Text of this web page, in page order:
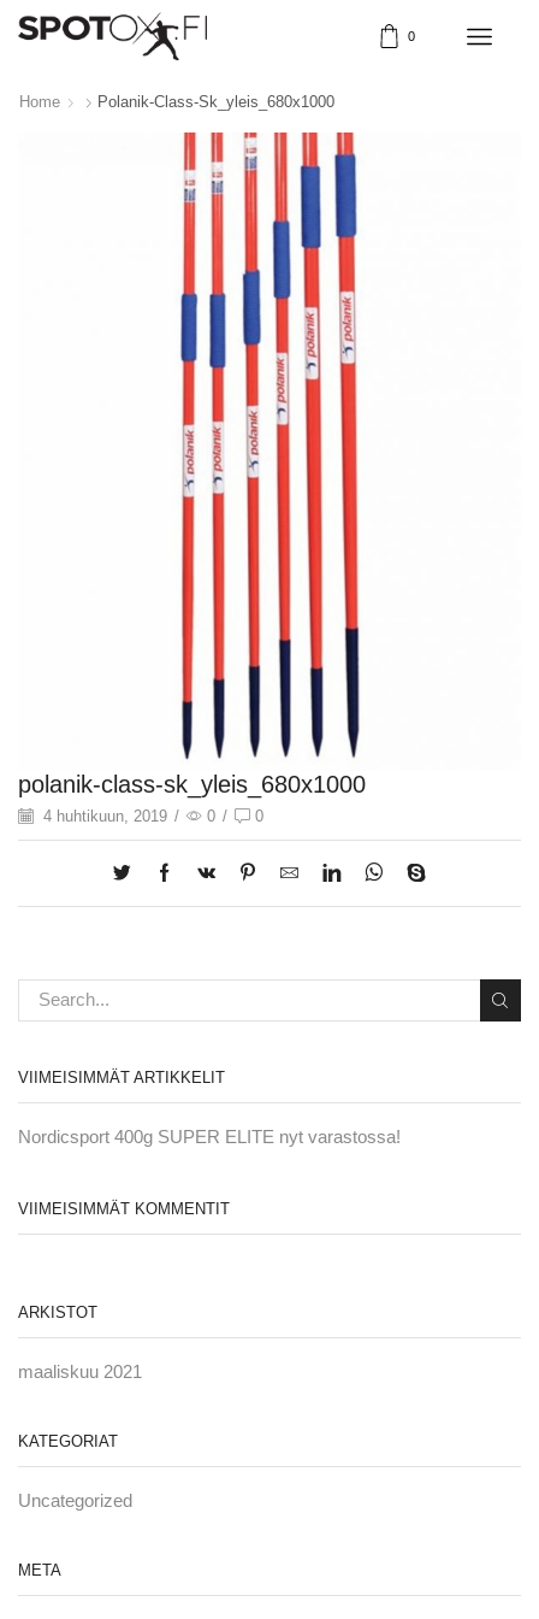
0
Home Polanik-Class-Sk_yleis_680x1000
polanik-class-sk_yleis_680x1000
4 huhtikuun, 2019 / 0 / 0
VIIMEISIMMÄT ARTIKKELIT
Nordicsport 400g SUPER ELITE nyt varastossa!
VIIMEISIMMÄT KOMMENTIT
ARKISTOT
maaliskuu 2021
KATEGORIAT
Uncategorized
META